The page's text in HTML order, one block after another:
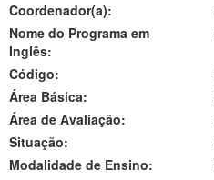
Coordenador(a):
Nome do Programa em
Inglês:
Código:
Área Básica:
Área de Avaliação:
Situação:
Modalidade de Ensino: